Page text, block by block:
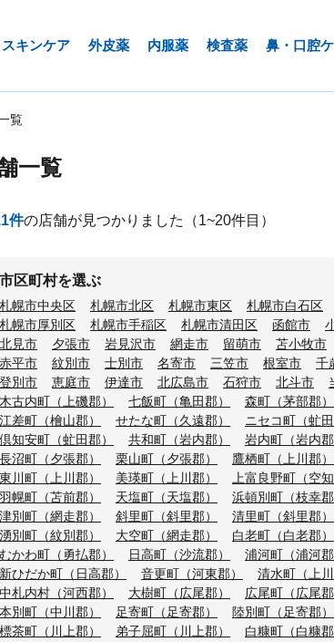
スキンケア 外皮薬 内服薬 検査薬 鼻・口腔
覧
一覧
件の店舗が見つかりました （1~20件目）
市区町村を選ぶ
札幌市中央区 札幌市北区 札幌市東区 札幌市白石区
札幌市厚別区
札幌市手稲区 札幌市清田区 函館市
北見市
夕張市 岩見沢市 網走市 留萌市 苫小牧市
赤平市
紋別市 士別市 名寄市 三笠市 根室市 千
登別市
恵庭市 伊達市 北広島市 石狩市 北斗市
木古内町（上磯郡）
七飯町（亀田郡） 森町（茅部郡）
江差町（檜山郡）
せたな町（久遠郡） ニセコ町（虻田
倶知安町（虻田郡）
共和町（岩内郡） 岩内町（岩内郡
長沼町（夕張郡）
栗山町（夕張郡） 鷹栖町（上川郡）
東川町（上川郡）
美瑛町（上川郡） 上富良野町（空知
羽幌町（苫前郡）
天塩町（天塩郡） 浜頓別町（枝幸郡
津別町（網走郡）
斜里町（斜里郡） 清里町（斜里郡）
湧別町（紋別郡）
大空町（網走郡） 白老町（白老郡）
むかわ町（勇払郡）
日高町（沙流郡） 浦河町（浦河郡
新ひだか町（日高郡）
音更町（河東郡） 清水町（上川
中札内村（河西郡）
大樹町（広尾郡） 広尾町（広尾郡
本別町（中川郡）
足寄町（足寄郡） 陸別町（足寄郡）
標茶町（川上郡）
弟子屈町（川上郡） 白糠町（白糠郡